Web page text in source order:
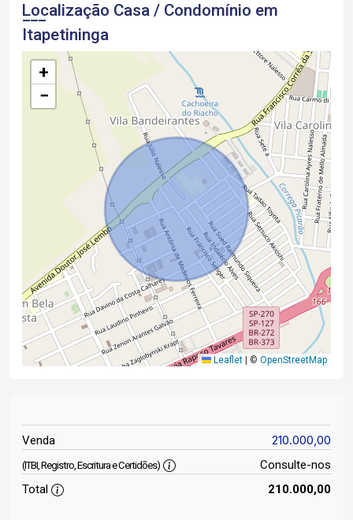
Localização Casa / Condomínio em
Itapetininga
+
−
Leaflet © OpenStreetMap
Venda 210.000,00
(ITBI, Registro, Escritura e Certidões)
Consulte-nos
Total
210.000,00